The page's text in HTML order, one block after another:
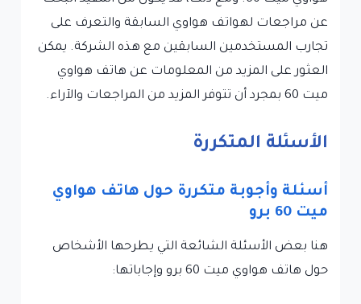
عن مراجعات لهواتف هواوي السابقة والتعرف على
تجارب المستخدمين السابقين مع هذه الشركة. يمكن
العثور على المزيد من المعلومات عن هاتف هواوي
ميت 60 بمجرد أن تتوفر المزيد من المراجعات والآراء.
الأسئلة المتكررة
أسئلة وأجوبة متكررة حول هاتف هواوي
ميت 60 برو
هنا بعض الأسئلة الشائعة التي يطرحها الأشخاص
حول هاتف هواوي ميت 60 برو وإجاباتها: